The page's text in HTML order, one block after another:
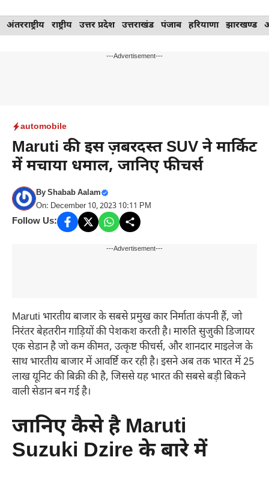
Skip
to
अंतरराष्ट्रीय राष्ट्रीय उत्तर प्रदेश उत्तराखंड पंजाब हरियाणा झारखण्ड
---Advertisement---
automobile
Maruti की इस ज़बरदस्त SUV ने मार्किट
में मचाया धमाल, जानिए फीचर्स
ByShabab Aalam
On: December 10, 2023 10:11 PM
Follow Us:
---Advertisement---
Maruti भारतीय बाजार के सबसे प्रमुख कार निर्माता कंपनी हैं, जो
निरंतर बेहतरीन गाड़ियों की पेशकश करती है। मारुति सुजुकी डिजायर
एक सेडान है जो कम कीमत, उत्कृष्ट फीचर्स, और शानदार माइलेज के
साथ भारतीय बाजार में आवर्ष्टि कर रही है। इसने अब तक भारत में 25
लाख यूनिट की बिक्री की है, जिससे यह भारत की सबसे बड़ी बिकने
वाली सेडान बन गई है।
जानिए कैसे है Maruti
Suzuki Dzire के बारे में